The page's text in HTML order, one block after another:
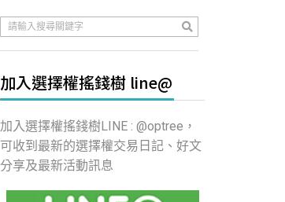
加入選擇權搖錢樹 line@
加入選擇權搖錢樹LINE : @optree，
可收到最新的選擇權交易日記、好文
分享及最新活動訊息